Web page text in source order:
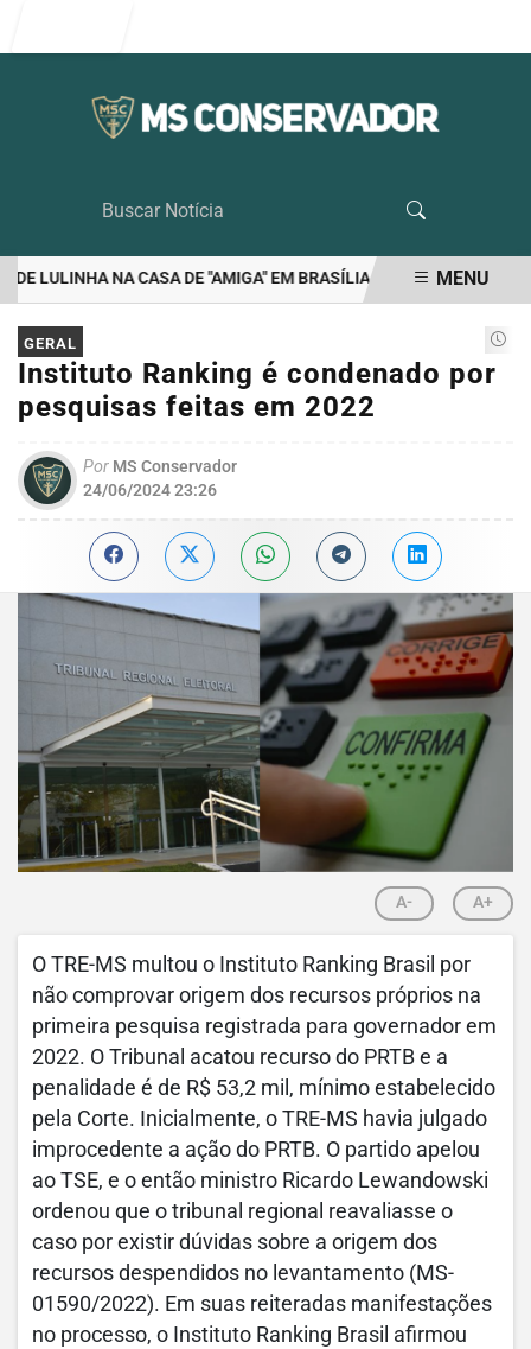
LULINHA NA CASA DE "AMIGA" EM BRASÍLIA RIEDEL É O UNICO
EM ALTA
MENU
GERAL
Instituto Ranking é condenado por
pesquisas feitas em 2022
Por MS Conservador
24/06/2024 23:26
A- A+
O TRE-MS multou o Instituto Ranking Brasil por
não comprovar origem dos recursos próprios na
primeira pesquisa registrada para governador em
2022. O Tribunal acatou recurso do PRTB e a
penalidade é de R$ 53,2 mil, mínimo estabelecido
pela Corte. Inicialmente, o TRE-MS havia julgado
improcedente a ação do PRTB. O partido apelou
ao TSE, e o então ministro Ricardo Lewandowski
ordenou que o tribunal regional reavaliasse o
caso por existir dúvidas sobre a origem dos
recursos despendidos no levantamento (MS-
01590/2022). Em suas reiteradas manifestações
no processo, o Instituto Ranking Brasil afirmou